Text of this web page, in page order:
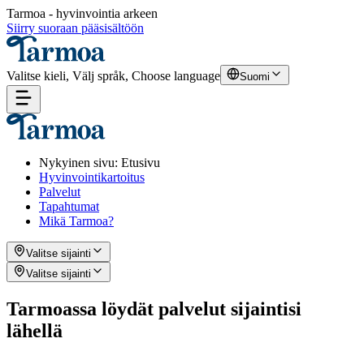
Tarmoa - hyvinvointia arkeen
Siirry suoraan pääsisältöön
Valitse kieli, Välj språk, Choose language Suomi
Nykyinen sivu: Etusivu
Hyvinvointikartoitus
Palvelut
Tapahtumat
Mikä Tarmoa?
Valitse sijainti
Valitse sijainti
Tarmoassa löydät palvelut sijaintisi
lähellä